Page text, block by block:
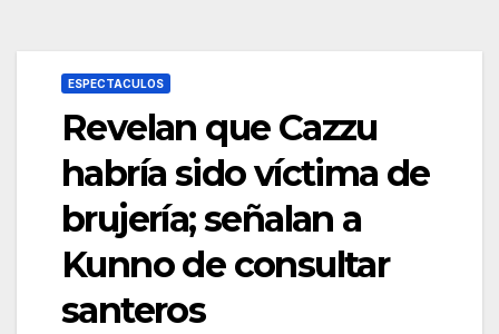
ESPECTACULOS
Revelan que Cazzu
habría sido víctima de
brujería; señalan a
Kunno de consultar
santeros